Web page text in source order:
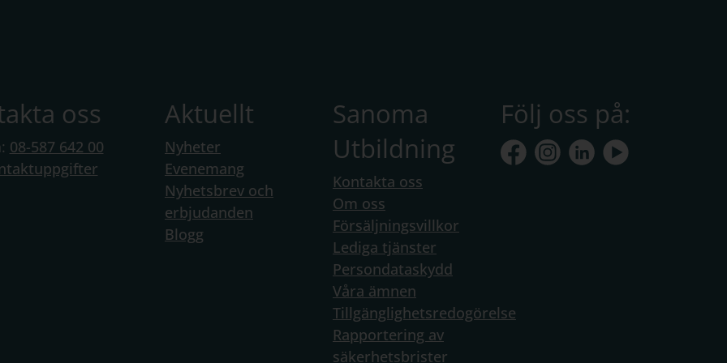
där vi erbjuder läroböcker för
för gymnasieutbildningar.
läromedel. I Kampus finns digitala läromedel i
med interaktiva övningar, onlineböcker och
Svenska Impulser 1, Ledarskap
som heldigitala läromedel, medan de flesta
I de heldigitala läromedlen i
till innehåll i form av till exempel egna
oss
08-587 642 00
Aktuellt
Nyheter
Evenemang
Nyhetsbrev och
erbjudanden
Blogg
Sanoma
Utbildning
Kontakta oss
Om oss
Försäljningsvillkor
Lediga tjänster
Persondataskydd
Våra ämnen
Tillgänglighetsredogörelse
Rapportering av
säkerhetsbrister
Följ oss på: